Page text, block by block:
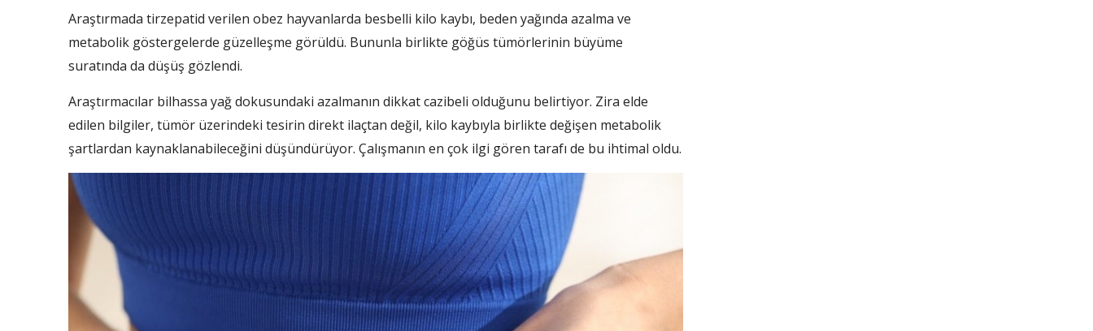
Araştırmada tirzepatid verilen obez hayvanlarda besbelli kilo kaybı, beden yağında azalma ve
metabolik göstergelerde güzelleşme görüldü. Bununla birlikte göğüs tümörlerinin büyüme
suratında da düşüş gözlendi.
Araştırmacılar bilhassa yağ dokusundaki azalmanın dikkat cazibeli olduğunu belirtiyor. Zira elde
edilen bilgiler, tümör üzerindeki tesirin direkt ilaçtan değil, kilo kaybıyla birlikte değişen metabolik
şartlardan kaynaklanabileceğini düşündürüyor. Çalışmanın en çok ilgi gören tarafı de bu ihtimal oldu.